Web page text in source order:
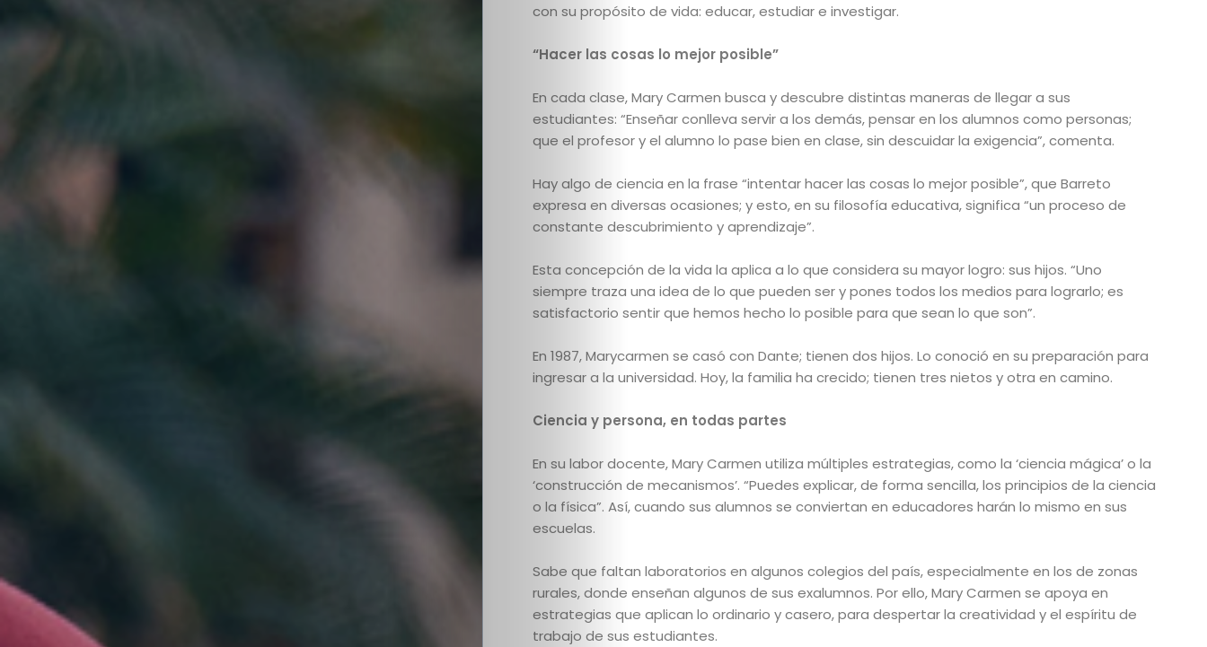
Inicio
Ediciones
con su propósito de vida: educar, estudiar e investigar.
“Hacer las cosas lo mejor posible”
En cada clase, Mary Carmen busca y descubre distintas maneras de llegar a sus
estudiantes: “Enseñar conlleva servir a los demás, pensar en los alumnos como personas;
que el profesor y el alumno lo pase bien en clase, sin descuidar la exigencia”, comenta.
Hay algo de ciencia en la frase “intentar hacer las cosas lo mejor posible”, que Barreto
expresa en diversas ocasiones; y esto, en su filosofía educativa, significa “un proceso de
constante descubrimiento y aprendizaje”.
Esta concepción de la vida la aplica a lo que considera su mayor logro: sus hijos. “Uno
siempre traza una idea de lo que pueden ser y pones todos los medios para lograrlo; es
satisfactorio sentir que hemos hecho lo posible para que sean lo que son”.
En 1987, Marycarmen se casó con Dante; tienen dos hijos. Lo conoció en su preparación para
ingresar a la universidad. Hoy, la familia ha crecido; tienen tres nietos y otra en camino.
Ciencia y persona, en todas partes
En su labor docente, Mary Carmen utiliza múltiples estrategias, como la ‘ciencia mágica’ o la
‘construcción de mecanismos’. “Puedes explicar, de forma sencilla, los principios de la ciencia
o la física”. Así, cuando sus alumnos se conviertan en educadores harán lo mismo en sus
escuelas.
Sabe que faltan laboratorios en algunos colegios del país, especialmente en los de zonas
rurales, donde enseñan algunos de sus exalumnos. Por ello, Mary Carmen se apoya en
estrategias que aplican lo ordinario y casero, para despertar la creatividad y el espíritu de
trabajo de sus estudiantes.